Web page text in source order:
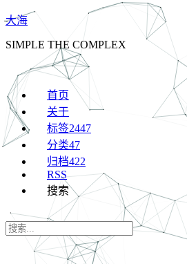
大海
SIMPLE THE COMPLEX
首页
关于
标签2447
分类47
归档422
RSS
搜索